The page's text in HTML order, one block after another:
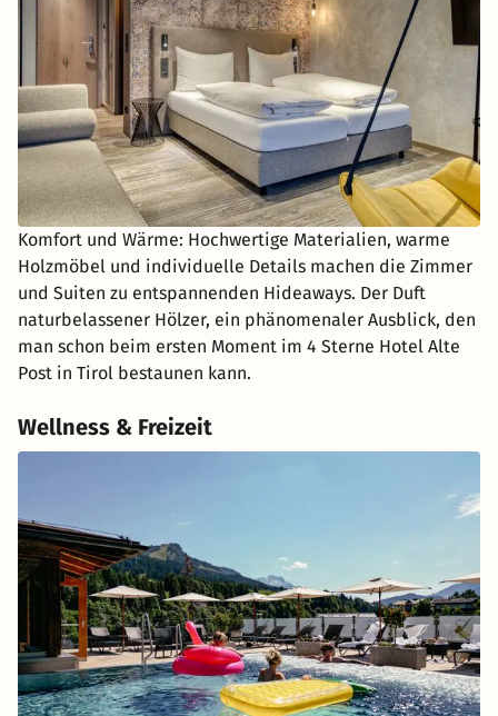
Komfort und Wärme: Hochwertige Materialien, warme
Holzmöbel und individuelle Details machen die Zimmer
und Suiten zu entspannenden Hideaways. Der Duft
naturbelassener Hölzer, ein phänomenaler Ausblick, den
man schon beim ersten Moment im 4 Sterne Hotel Alte
Post in Tirol bestaunen kann.
Wellness & Freizeit